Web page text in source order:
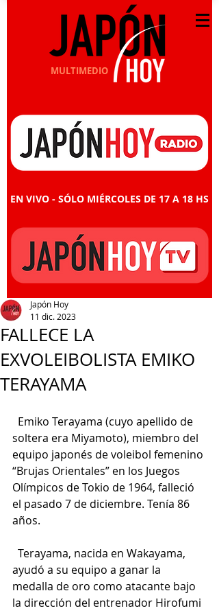
MULTIMEDIO
EN VIVO - SÓLO MIÉRCOLES DE 17 A 18 HS
FALLECE LA
EXVOLEIBOLISTA EMIKO
TERAYAMA
Japón Hoy
11 dic. 2023
Emiko Terayama (cuyo apellido de
soltera era Miyamoto), miembro del
equipo japonés de voleibol femenino
“Brujas Orientales” en los Juegos
Olímpicos de Tokio de 1964, falleció
el pasado 7 de diciembre. Tenía 86
años.
Terayama, nacida en Wakayama,
ayudó a su equipo a ganar la
medalla de oro como atacante bajo
la dirección del entrenador Hirofumi